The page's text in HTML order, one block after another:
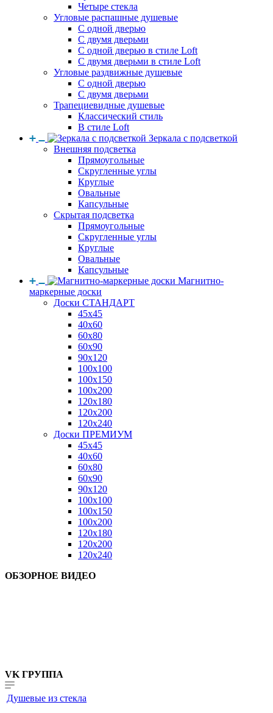
Четыре стекла
Угловые распашные душевые
С одной дверью
С двумя дверьми
С одной дверью в стиле Loft
С двумя дверьми в стиле Loft
Угловые раздвижные душевые
С одной дверью
С двумя дверьми
Трапециевидные душевые
Классический стиль
В стиле Loft
Зеркала с подсветкой
Внешняя подсветка
Прямоугольные
Скругленные углы
Круглые
Овальные
Капсульные
Скрытая подсветка
Прямоугольные
Скругленные углы
Круглые
Овальные
Капсульные
Магнитно-
маркерные доски
Доски СТАНДАРТ
45x45
40x60
60x80
60x90
90x120
100x100
100x150
100x200
120x180
120x200
120x240
Доски ПРЕМИУМ
45x45
40x60
60x80
60x90
90x120
100x100
100x150
100x200
120x180
120x200
120x240
ОБЗОРНОЕ ВИДЕО
VK ГРУППА
Душевые из стекла